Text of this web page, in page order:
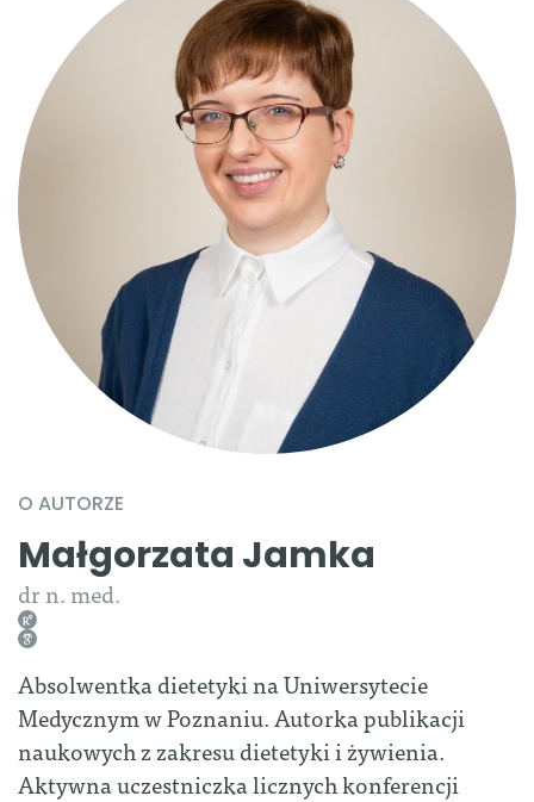
O AUTORZE
Małgorzata Jamka
dr n. med.
Absolwentka dietetyki na Uniwersytecie
Medycznym w Poznaniu. Autorka publikacji
naukowych z zakresu dietetyki i żywienia.
Aktywna uczestniczka licznych konferencji